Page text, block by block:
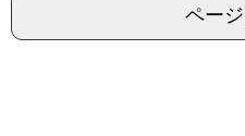
ペー